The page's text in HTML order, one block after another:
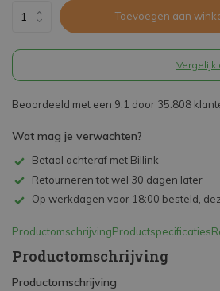
Toevoegen aan
Vergelijk
Beoordeeld met een 9,1 door 35.808
Wat mag je verwachten?
Betaal achteraf met Billink
Retourneren tot wel 30 dagen later
Op werkdagen voor 18:00 besteld,
ProductomschrijvingProductspecificaties
Productomschrijving
Productomschrijving